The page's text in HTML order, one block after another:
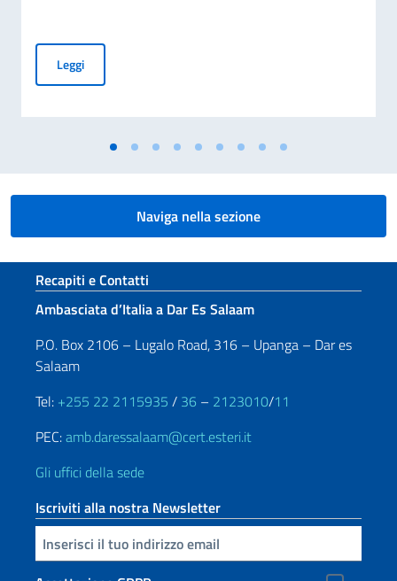
LeggiMessaggio del Vice Presidente del Consiglio dei Ministri e
Naviga nella sezione
Sezione footer
Recapiti e Contatti
Ambasciata d’Italia a Dar Es Salaam
P.O. Box 2106 – Lugalo Road, 316 – Upanga – Dar es
Salaam
Tel: +255 22 2115935 / 36 – 2123010/11
PEC:amb.daressalaam@cert.esteri.it
Gli uffici della sede
Iscriviti alla nostra Newsletter
Inserisci la tua email